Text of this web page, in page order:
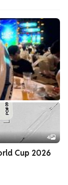
4
Cup 2026